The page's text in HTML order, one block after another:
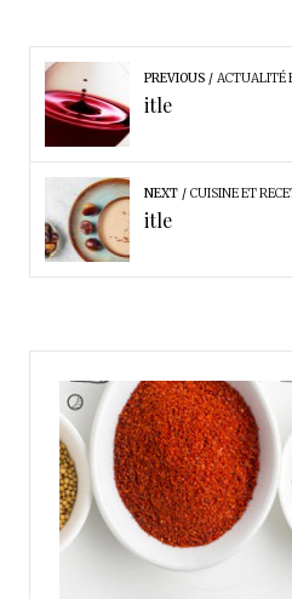
PREVIOUS ACTUALITÉ
itle
NEXT CUISINE ET
itle